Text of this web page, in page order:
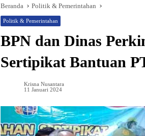
Beranda Politik & Pemerintahan
Politik & Pemerintahan
BPN dan Dinas
Sertipikat Bantuan
Krisna Nusantara
11 Januari 2024